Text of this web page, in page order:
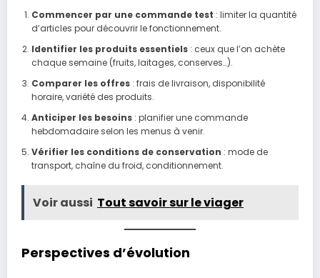
Commencer par une commande test : limiter la quantité
d’articles pour découvrir le fonctionnement.
Identifier les produits essentiels: ceux que l’on achète
chaque semaine (fruits, laitages, conserves…).
Comparer les offres: frais de livraison, disponibilité
horaire, variété des produits.
Anticiper les besoins: planifier une commande
hebdomadaire selon les menus à venir.
Vérifier les conditions de conservation : mode de
transport, chaîne du froid, conditionnement.
Voir aussi Tout savoir sur le viager
Perspectives d’évolution